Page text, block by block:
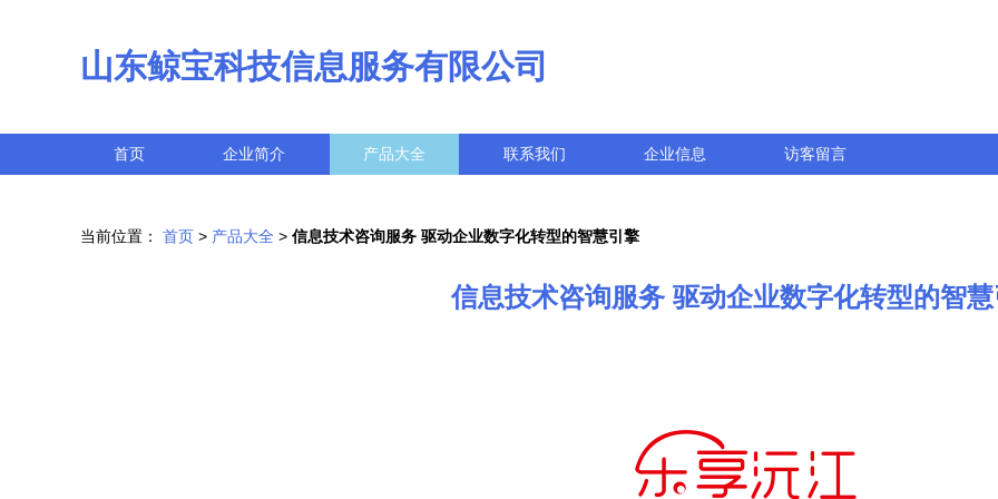
山东鲸宝科技信息服务有限公司
首页 企业简介 产品大全 联系我们 企业信息 访客留言
当前位置： 首页 > 产品大全 > 信息技术咨询服务 驱动企业数字化转型的智慧引擎
信息技术咨询服务 驱动企业数字化转型的智